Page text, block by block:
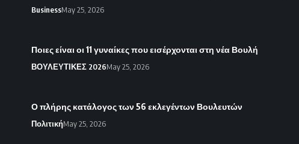
BusinessMay 25, 2026
Ποιες είναι οι 11 γυναίκες που εισέρχονται στη νέα Βουλή
ΒΟΥΛΕΥΤΙΚΕΣ 2026May 25, 2026
Ο πλήρης κατάλογος των 56 εκλεγέντων Βουλευτών
ΠολιτικήMay 25, 2026